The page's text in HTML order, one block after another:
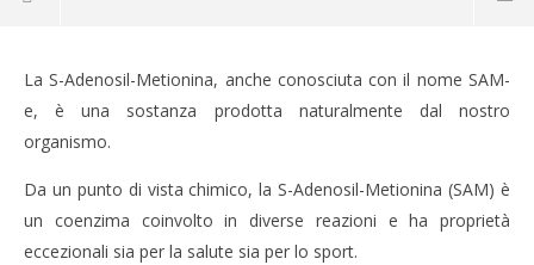
La S-Adenosil-Metionina, anche conosciuta con il nome SAM-
e, è una sostanza prodotta naturalmente dal nostro
organismo.
Da un punto di vista chimico, la S-Adenosil-Metionina (SAM) è
un coenzima coinvolto in diverse reazioni e ha proprietà
eccezionali sia per la salute sia per lo sport.